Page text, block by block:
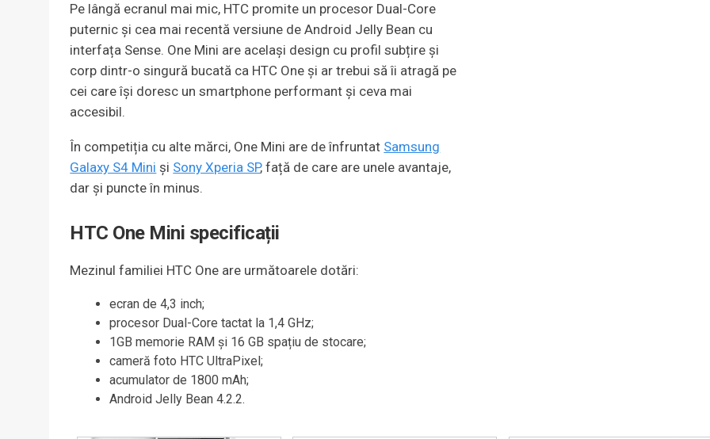
Pe lângă ecranul mai mic, HTC promite un procesor Dual-Core
puternic și cea mai recentă versiune de Android Jelly Bean cu
interfața Sense. One Mini are același design cu profil subțire și
corp dintr-o singură bucată ca HTC One și ar trebui să îi atragă pe
cei care își doresc un smartphone performant și ceva mai
accesibil.
În competiția cu alte mărci, One Mini are de înfruntat Samsung
Galaxy S4 Mini și Sony Xperia SP, față de care are unele avantaje,
dar și puncte în minus.
HTC One Mini specificații
Mezinul familiei HTC One are următoarele dotări:
ecran de 4,3 inch;
procesor Dual-Core tactat la 1,4 GHz;
1GB memorie RAM și 16 GB spațiu de stocare;
cameră foto HTC UltraPixel;
acumulator de 1800 mAh;
Android Jelly Bean 4.2.2.